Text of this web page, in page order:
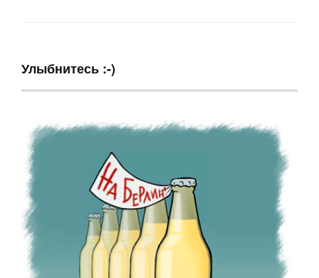
Улыбнитесь :-)